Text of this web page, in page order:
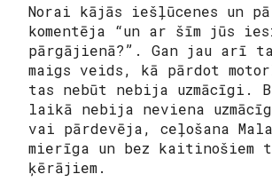
Norai kājās iešļūcenes un
komentēja “un ar šīm jūs
pārgājienā?”. Gan jau arī
maigs veids, kā pārdot
tas nebūt nebija uzmācīgi.
laikā nebija neviena
vai pārdevēja, ceļošana
mierīga un bez kaitinošiem
ķērājiem.